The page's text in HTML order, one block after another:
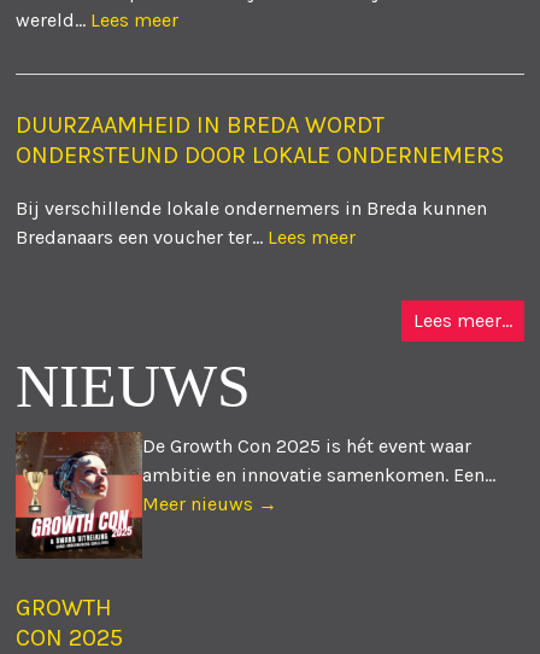
wereld... Lees meer
DUURZAAMHEID IN BREDA WORDT
ONDERSTEUND DOOR LOKALE ONDERNEMERS
Bij verschillende lokale ondernemers in Breda kunnen
Bredanaars een voucher ter... Lees meer
Lees meer...
NIEUWS
GROWTH
CON 2025
De Growth Con 2025 is hét event waar
ambitie en innovatie samenkomen. Een...
Meer nieuws →